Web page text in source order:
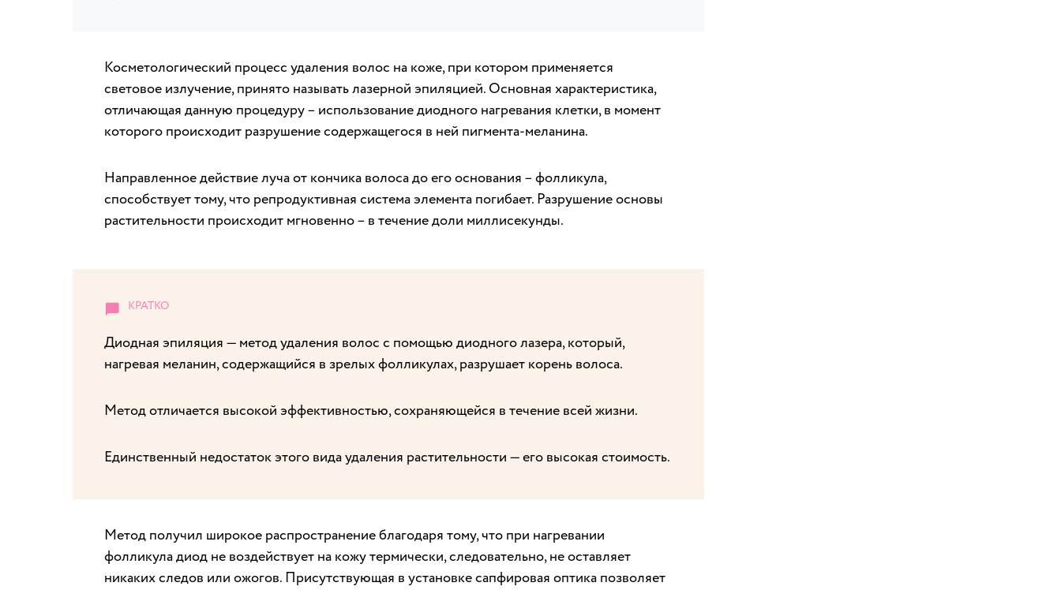
Косметологический процесс удаления волос на коже, при котором применяется
световое излучение, принято называть лазерной эпиляцией. Основная характеристика,
отличающая данную процедуру – использование диодного нагревания клетки, в момент
которого происходит разрушение содержащегося в ней пигмента-меланина.
Направленное действие луча от кончика волоса до его основания – фолликула,
способствует тому, что репродуктивная система элемента погибает. Разрушение основы
растительности происходит мгновенно – в течение доли миллисекунды.
Диодная эпиляция — метод удаления волос с помощью диодного лазера, который,
нагревая меланин, содержащийся в зрелых фолликулах, разрушает корень волоса.
Метод отличается высокой эффективностью, сохраняющейся в течение всей жизни.
Единственный недостаток этого вида удаления растительности — его высокая стоимость.
Метод получил широкое распространение благодаря тому, что при нагревании
фолликула диод не воздействует на кожу термически, следовательно, не оставляет
никаких следов или ожогов. Присутствующая в установке сапфировая оптика позволяет